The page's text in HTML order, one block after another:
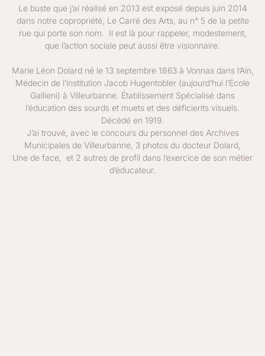
Le buste que j’ai réalisé en 2013 est exposé depuis juin 2014
dans notre copropriété, Le Carré des Arts, au n° 5 de la petite
rue qui porte son nom. Il est là pour rappeler, modestement,
que l’action sociale peut aussi être visionnaire.
Marie Léon Dolard né le 13 septembre 1863 à Vonnas dans l’Ain,
Médecin de l’institution Jacob Hugentobler (aujourd’hui l’École
Gallieni) à Villeurbanne. Établissement Spécialisé dans
l’éducation des sourds et muets et des déficients visuels.
Décédé en 1919.
J’ai trouvé, avec le concours du personnel des Archives
Municipales de Villeurbanne, 3 photos du docteur Dolard,
Une de face, et 2 autres de profil dans l’exercice de son métier
d’éducateur.